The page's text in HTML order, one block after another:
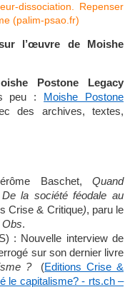
dissociation. Repenser
(palim-psao.fr)
l’œuvre de Moishe
Postone Legacy
peu :
Moishe Postone
des archives, textes,
Baschet, Quand
la société féodale au
Crise & Critique), paru le
Obs.
: Nouvelle interview de
sur son dernier livre
?(Editions Crise &
le capitalisme? - rts.ch –